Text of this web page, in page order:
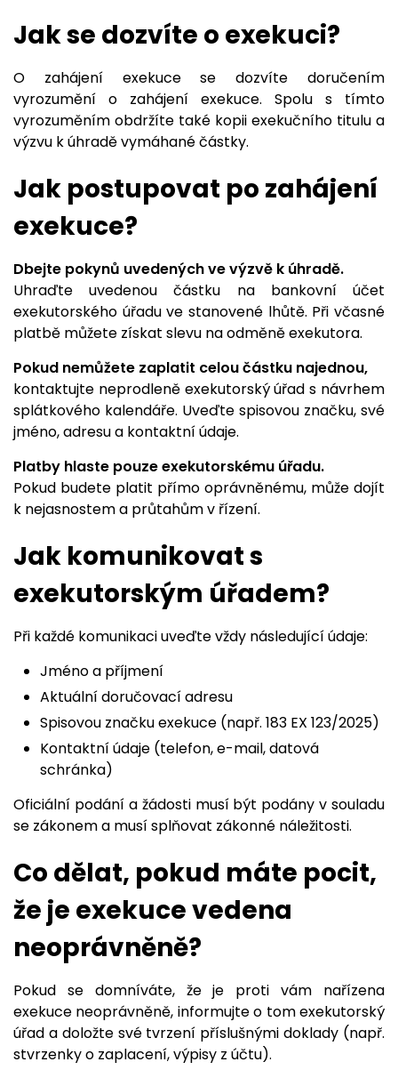
Jak se dozvíte o exekuci?
O zahájení exekuce se dozvíte doručením
vyrozumění o zahájení exekuce. Spolu s tímto
vyrozuměním obdržíte také kopii exekučního titulu a
výzvu k úhradě vymáhané částky.
Jak postupovat po zahájení
exekuce?
Dbejte pokynů uvedených ve výzvě k úhradě.
Uhraďte uvedenou částku na bankovní účet
exekutorského úřadu ve stanovené lhůtě. Při včasné
platbě můžete získat slevu na odměně exekutora.
Pokud nemůžete zaplatit celou částku najednou,
kontaktujte neprodleně exekutorský úřad s návrhem
splátkového kalendáře. Uveďte spisovou značku, své
jméno, adresu a kontaktní údaje.
Platby hlaste pouze exekutorskému úřadu.
Pokud budete platit přímo oprávněnému, může dojít
k nejasnostem a průtahům v řízení.
Jak komunikovat s
exekutorským úřadem?
Při každé komunikaci uveďte vždy následující údaje:
Jméno a příjmení
Aktuální doručovací adresu
Spisovou značku exekuce (např. 183 EX 123/2025)
Kontaktní údaje (telefon, e-mail, datová
schránka)
Oficiální podání a žádosti musí být podány v souladu
se zákonem a musí splňovat zákonné náležitosti.
Co dělat, pokud máte pocit,
že je exekuce vedena
neoprávněně?
Pokud se domníváte, že je proti vám nařízena
exekuce neoprávněně, informujte o tom exekutorský
úřad a doložte své tvrzení příslušnými doklady (např.
stvrzenky o zaplacení, výpisy z účtu).